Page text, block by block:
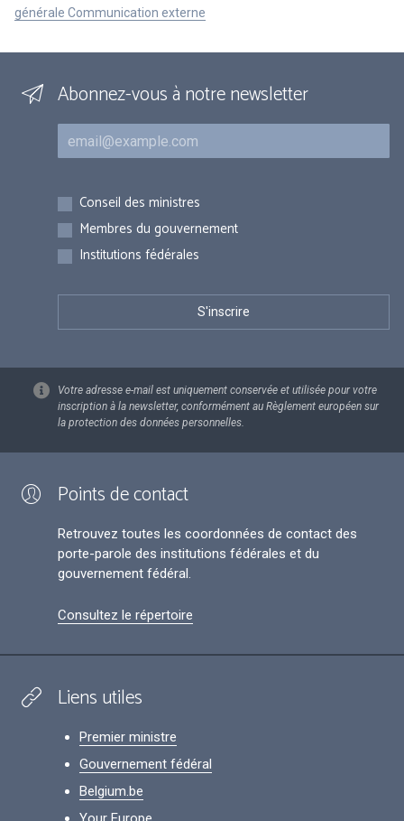
générale Communication externe
Abonnez-vous à notre newsletter
Courriel
Inscriptions
Conseil des ministres
Membres du gouvernement
Institutions fédérales
Votre adresse e-mail est uniquement conservée et utilisée pour votre
inscription à la newsletter, conformément au Règlement européen sur
la protection des données personnelles.
Points de contact
Retrouvez toutes les coordonnées de contact des
porte-parole des institutions fédérales et du
gouvernement fédéral.
Consultez le répertoire
Liens utiles
Premier ministre
Gouvernement fédéral
Belgium.be